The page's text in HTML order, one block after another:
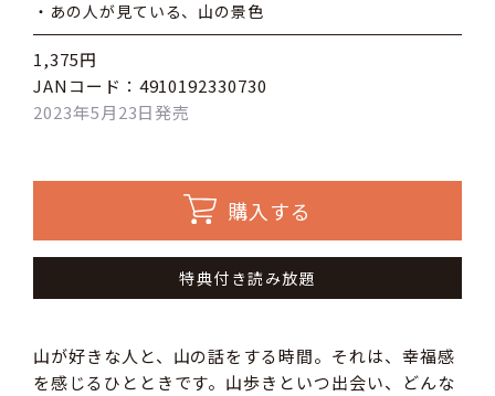
・あの人が見ている、山の景色
1,375円
JANコード：4910192330730
2023年5月23日発売
購入する
特典付き読み放題
山が好きな人と、山の話をする時間。それは、幸福感
を感じるひとときです。山歩きといつ出会い、どんな